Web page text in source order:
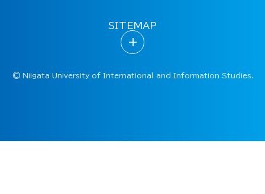
SITEMAP
+
©Niigata University of International and Information Studies.